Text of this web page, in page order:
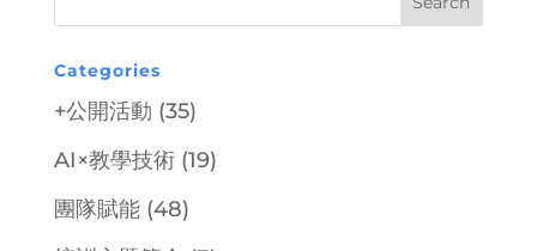
Categories
+公開活動 (35)
AI×教學技術(19)
團隊賦能(48)